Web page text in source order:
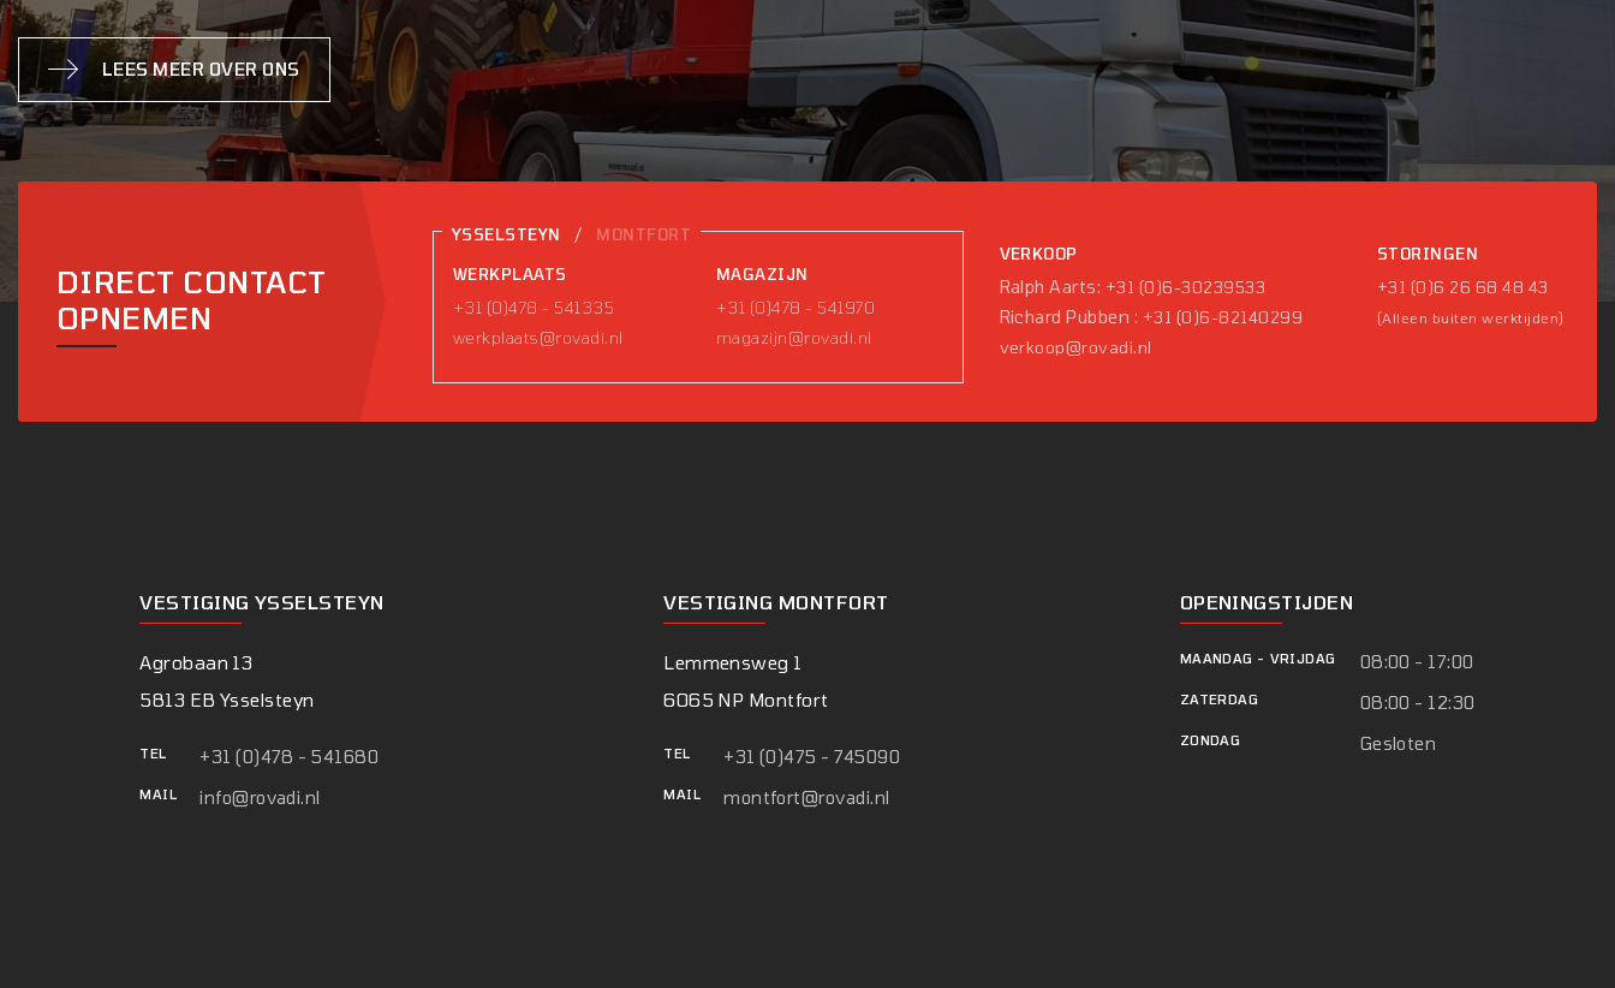
LEES MEER OVER ONS
DIRECT CONTACT
OPNEMEN
YSSELSTEYN / MONTFORT
WERKPLAATS
+31 (0)478 - 541335
werkplaats@rovadi.nl
MAGAZIJN
+31 (0)478 - 541970
magazijn@rovadi.nl
VERKOOP
Ralph Aarts: +31 (0)6-30239533
Richard Pubben : +31 (0)6-82140299
verkoop@rovadi.nl
STORINGEN
+31 (0)6 26 68 48 43
(Alleen buiten werktijden)
VESTIGING YSSELSTEYN
Agrobaan 13
5813 EB Ysselsteyn
TEL +31 (0)478 - 541680
MAIL info@rovadi.nl
VESTIGING MONTFORT
Lemmensweg 1
6065 NP Montfort
TEL +31 (0)475 - 745090
MAIL montfort@rovadi.nl
OPENINGSTIJDEN
MAANDAG - VRIJDAG 08:00 - 17:00
ZATERDAG 08:00 - 12:30
ZONDAG Gesloten